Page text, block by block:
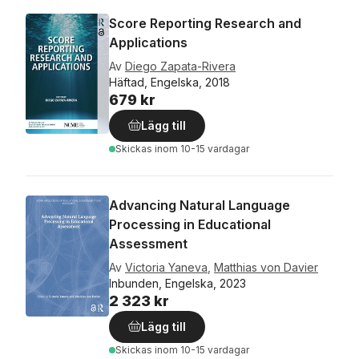
Score Reporting Research and
Applications
Av Diego Zapata-Rivera
Häftad, Engelska, 2018
679 kr
Lägg till
Skickas inom 10-15 vardagar
Advancing Natural Language
Processing in Educational
Assessment
Av Victoria Yaneva Matthias von Davier
Inbunden, Engelska, 2023
2 323 kr
Lägg till
Skickas inom 10-15 vardagar